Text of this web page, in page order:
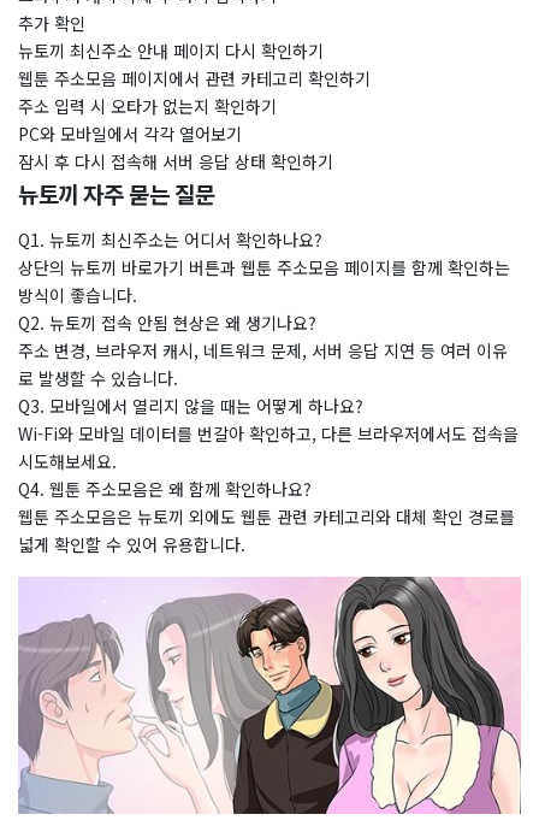
추가 확인
뉴토끼 최신주소 안내 페이지 다시 확인하기
웹툰 주소모음 페이지에서 관련 카테고리 확인하기
주소 입력 시 오타가 없는지 확인하기
PC와 모바일에서 각각 열어보기
잠시 후 다시 접속해 서버 응답 상태 확인하기
뉴토끼 자주 묻는 질문
Q1. 뉴토끼 최신주소는 어디서 확인하나요?
상단의 뉴토끼 바로가기 버튼과 웹툰 주소모음 페이지를 함께 확인하는
방식이 좋습니다.
Q2. 뉴토끼 접속 안됨 현상은 왜 생기나요?
주소 변경, 브라우저 캐시, 네트워크 문제, 서버 응답 지연 등 여러 이유
로 발생할 수 있습니다.
Q3. 모바일에서 열리지 않을 때는 어떻게 하나요?
Wi-Fi와 모바일 데이터를 번갈아 확인하고, 다른 브라우저에서도 접속을
시도해보세요.
Q4. 웹툰 주소모음은 왜 함께 확인하나요?
웹툰 주소모음은 뉴토끼 외에도 웹툰 관련 카테고리와 대체 확인 경로를
넓게 확인할 수 있어 유용합니다.